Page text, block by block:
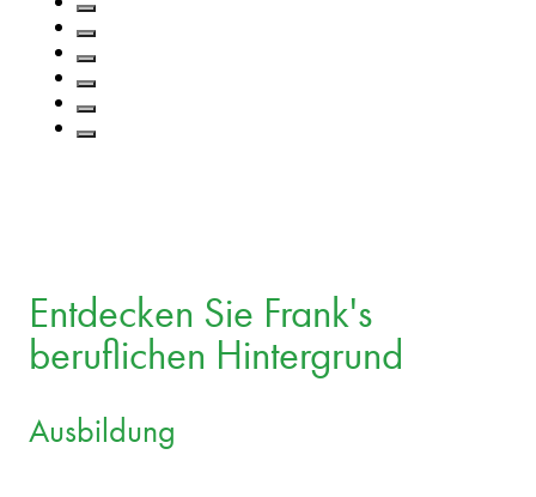
Entdecken Sie Frank's
beruflichen Hintergrund
Ausbildung